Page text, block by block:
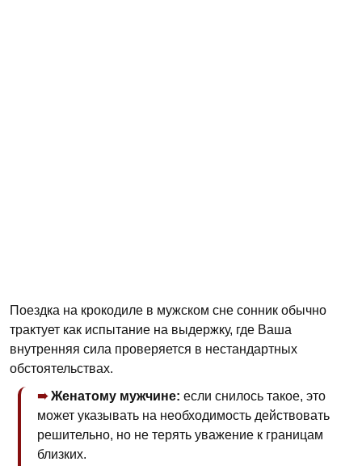
Поездка на крокодиле в мужском сне сонник обычно
трактует как испытание на выдержку, где Ваша
внутренняя сила проверяется в нестандартных
обстоятельствах.
Женатому мужчине: если снилось такое, это
может указывать на необходимость действовать
решительно, но не терять уважение к границам
близких.